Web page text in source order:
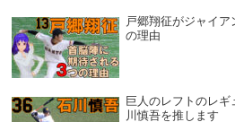
戸郷翔征がジャイ
の理由
巨人のレフトのレ
川慎吾を推します